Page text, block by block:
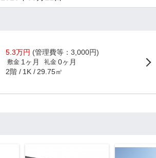
5.3万円 (管理費等：3,000円)
敷金 1ヶ月 礼金 0ヶ月
2階 1K 29.75㎡